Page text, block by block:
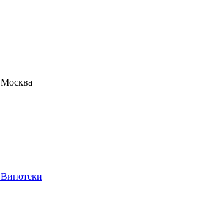
Москва
Винотеки